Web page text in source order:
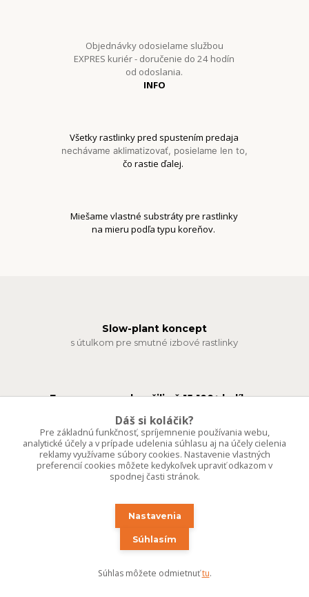
Objednávky odosielame službou
EXPRES kuriér - doručenie do 24 hodín
od odoslania.
INFO
Všetky rastlinky pred spustením predaja
nechávame aklimatizovať, posielame len to,
čo rastie ďalej.
Miešame vlastné substráty pre rastlinky
na mieru podľa typu koreňov.
Slow-plant koncept
s útulkom pre smutné izbové rastlinky
Expresne sme doručili už 15 100+ balíkov
Vlastné vzdušné substráty pre izbové rastlinky
denne čerstvo namiešané na mieru
Plne aklimatizované exotické aj vzácne rastliny
predávame len to, čo rastie ďalej
Dáš si koláčik?
Pre základnú funkčnosť, spríjemnenie používania webu,
analytické účely a v prípade udelenia súhlasu aj na účely cielenia
reklamy využívame súbory cookies. Nastavenie vlastných
preferencií cookies môžete kedykoľvek upraviť odkazom v
spodnej časti stránok.
Nastavenia
Súhlasím
Súhlas môžete odmietnuťtu.